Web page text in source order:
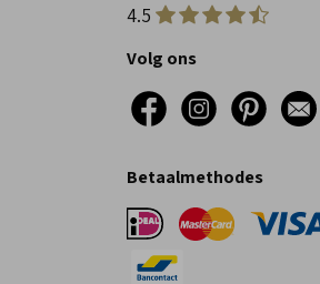
4.5
Volg ons
Betaalmethodes